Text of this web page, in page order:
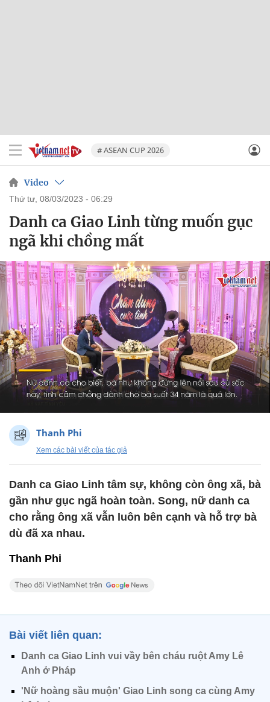
# ASEAN CUP 2026
Video
thứ tư, 08/03/2023 - 06:29
Danh ca Giao Linh từng muốn gục
ngã khi chồng mất
Thanh Phi
Xem các bài viết của tác giả
Danh ca Giao Linh tâm sự, không còn ông xã, bà
gần như gục ngã hoàn toàn. Song, nữ danh ca
cho rằng ông xã vẫn luôn bên cạnh và hỗ trợ bà
dù đã xa nhau.
Thanh Phi
Bài viết liên quan:
Danh ca Giao Linh vui vầy bên cháu ruột Amy Lê
Anh ở Pháp
'Nữ hoàng sầu muộn' Giao Linh song ca cùng Amy